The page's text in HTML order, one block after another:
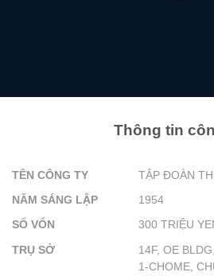
Thông tin
TÊN CÔNG TY TẬP ĐOÀN
NĂM SÁNG LẬP 1954
SỐ VỐN 300 TRIỆU
TRỤ SỞ
14F, OE
1-CHOME,